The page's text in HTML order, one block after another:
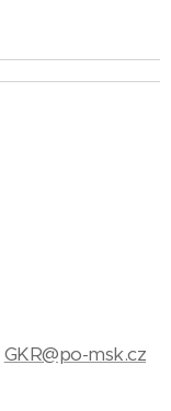
GKR@po-msk.cz